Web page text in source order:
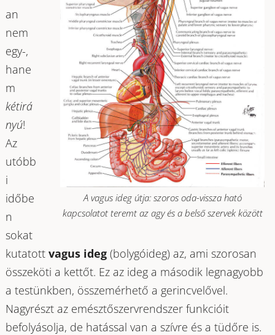
A vagus ideg útja: szoros oda-vissza ható
kapcsolatot teremt az agy és a belső szervek között
an
nem
egy-,
hane
m
kétirá
nyú!
Az
utóbb
i
időbe
n
sokat
kutatott vagus ideg(bolygóideg) az, ami szorosan
összeköti a kettőt. Ez az ideg a második legnagyobb
a testünkben, összemérhető a gerincvelővel.
Nagyrészt az emésztőszervrendszer funkcióit
befolyásolja, de hatással van a szívre és a tüdőre is.